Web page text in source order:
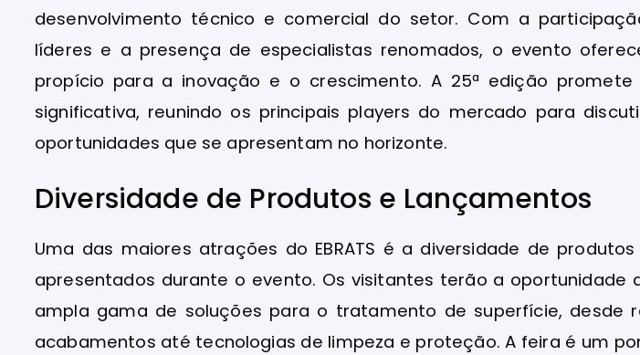
desenvolvimento técnico e comercial do setor. Com a
líderes e a presença de especialistas renomados, o evento
propício para a inovação e o crescimento. A 25ª edição promete
significativa, reunindo os principais players do mercado para
oportunidades que se apresentam no horizonte.
Diversidade de Produtos e Lançamentos
Uma das maiores atrações do EBRATS é a diversidade de
apresentados durante o evento. Os visitantes terão a oportunidade
ampla gama de soluções para o tratamento de superfície, desde
acabamentos até tecnologias de limpeza e proteção. A feira é um